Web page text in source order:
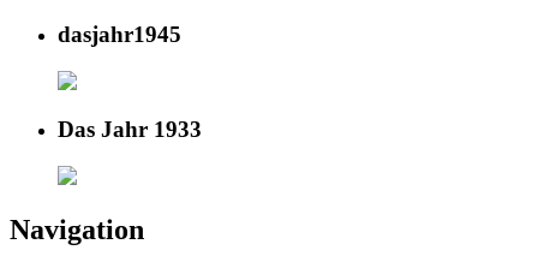
dasjahr1945
Das Jahr 1933
Navigation